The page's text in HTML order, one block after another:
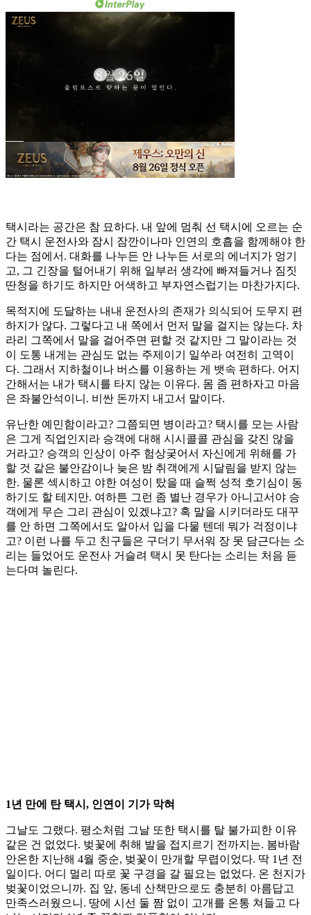
택시라는 공간은 참 묘하다. 내 앞에 멈춰 선 택시에 오르는 순
간 택시 운전사와 잠시 잠깐이나마 인연의 호흡을 함께해야 한
다는 점에서. 대화를 나누든 안 나누든 서로의 에너지가 엉기
고, 그 긴장을 털어내기 위해 일부러 생각에 빠져들거나 짐짓
딴청을 하기도 하지만 어색하고 부자연스럽기는 마찬가지다.
목적지에 도달하는 내내 운전사의 존재가 의식되어 도무지 편
하지가 않다. 그렇다고 내 쪽에서 먼저 말을 걸지는 않는다. 차
라리 그쪽에서 말을 걸어주면 편할 것 같지만 그 말이라는 것
이 도통 내게는 관심도 없는 주제이기 일쑤라 여전히 고역이
다. 그래서 지하철이나 버스를 이용하는 게 뱃속 편하다. 어지
간해서는 내가 택시를 타지 않는 이유다. 몸 좀 편하자고 마음
은 좌불안석이니. 비싼 돈까지 내고서 말이다.
유난한 예민함이라고? 그쯤되면 병이라고? 택시를 모는 사람
은 그게 직업인지라 승객에 대해 시시콜콜 관심을 갖진 않을
거라고? 승객의 인상이 아주 험상궂어서 자신에게 위해를 가
할 것 같은 불안감이나 늦은 밤 취객에게 시달림을 받지 않는
한. 물론 섹시하고 야한 여성이 탔을 때 슬쩍 성적 호기심이 동
하기도 할 테지만. 여하튼 그런 좀 별난 경우가 아니고서야 승
객에게 무슨 그리 관심이 있겠냐고? 혹 말을 시키더라도 대꾸
를 안 하면 그쪽에서도 알아서 입을 다물 텐데 뭐가 걱정이냐
고? 이런 나를 두고 친구들은 구더기 무서워 장 못 담근다는 소
리는 들었어도 운전사 거슬려 택시 못 탄다는 소리는 처음 듣
는다며 놀린다.
1년 만에 탄 택시, 인연이 기가 막혀
그날도 그랬다. 평소처럼 그날 또한 택시를 탈 불가피한 이유
같은 건 없었다. 벚꽃에 취해 발을 접지르기 전까지는. 봄바람
안온한 지난해 4월 중순, 벚꽃이 만개할 무렵이었다. 딱 1년 전
일이다. 어디 멀리 따로 꽃 구경을 갈 필요는 없었다. 온 천지가
벚꽃이었으니까. 집 앞, 동네 산책만으로도 충분히 아름답고
만족스러웠으니. 땅에 시선 둘 짬 없이 고개를 온통 쳐들고 다